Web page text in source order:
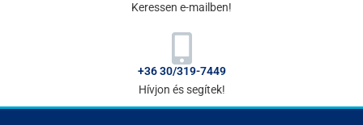
Keressen e-mailben!
+36 30/319-7449
Hívjon és segítek!